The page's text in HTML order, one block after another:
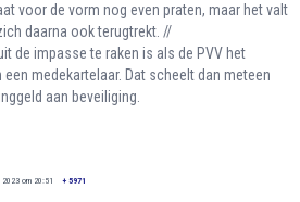
voor de vorm nog even praten, maar het valt
daarna ook terugtrekt. //
de impasse te raken is als de PVV het
medekartelaar. Dat scheelt dan meteen
aan beveiliging.
2023 om 20:51 + 5971